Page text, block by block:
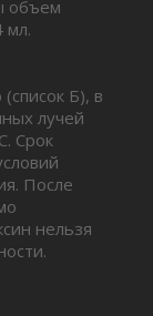
объем
мл.
Б), в
лучей
Срок
После
нельзя